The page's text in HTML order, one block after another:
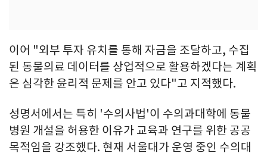
이어 "외부 투자 유치를 통해 자금을 조달하고, 수집
된 동물의료 데이터를 상업적으로 활용하겠다는 계획
은 심각한 윤리적 문제를 안고 있다"고 지적했다.
성명서에서는 특히 '수의사법'이 수의과대학에 동물
병원 개설을 허용한 이유가 교육과 연구를 위한 공공
목적임을 강조했다. 현재 서울대가 운영 중인 수의대